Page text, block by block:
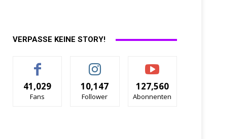
VERPASSE KEINE STORY!
41,029
Fans
10,147
Follower
127,560
Abonnenten